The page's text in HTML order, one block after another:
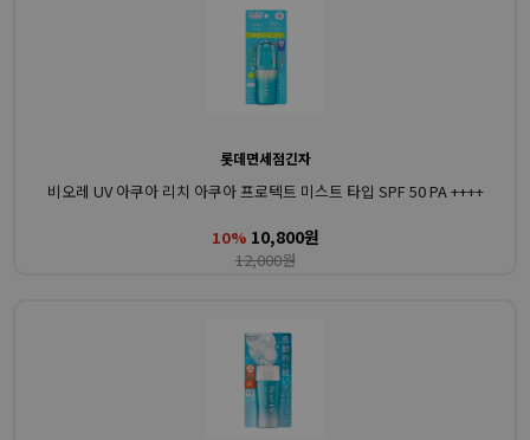
롯데면세점긴자
비오레 UV 아쿠아 리치 아쿠아 프로텍트 미스트 타입 SPF 50 PA ++++
10% 10,800원
12,000원